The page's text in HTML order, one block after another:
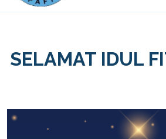
SELAMAT IDUL